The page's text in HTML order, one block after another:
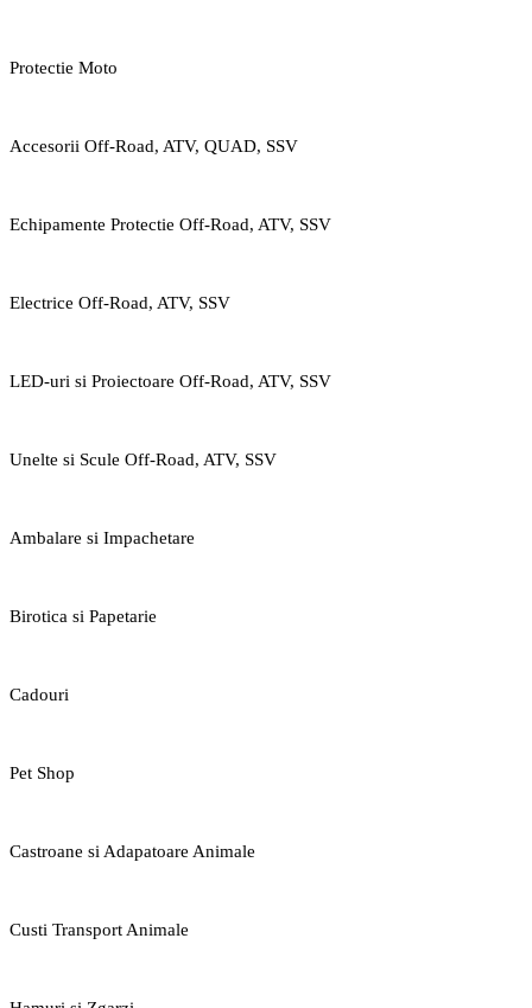
Protectie Moto
Accesorii Off-Road, ATV, QUAD, SSV
Echipamente Protectie Off-Road, ATV, SSV
Electrice Off-Road, ATV, SSV
LED-uri si Proiectoare Off-Road, ATV, SSV
Unelte si Scule Off-Road, ATV, SSV
Ambalare si Impachetare
Birotica si Papetarie
Cadouri
Pet Shop
Castroane si Adapatoare Animale
Custi Transport Animale